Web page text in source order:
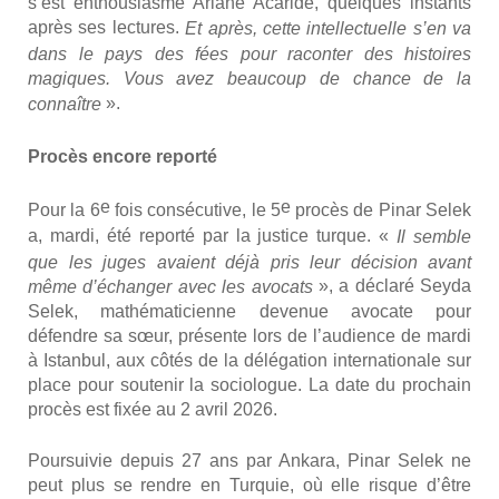
après ses lec­tures. Et après, cette intel­lec­tuelle s’en va
dans le pays des fées pour racon­ter des his­toires
magiques. Vous avez beau­coup de chance de la
connaître ».
Pro­cès encore repor­té
Pour la 6efois consé­cu­tive, le 5epro­cès de Pinar Selek
a, mar­di, été repor­té par la jus­tice turque. « Il semble
que les juges avaient déjà pris leur déci­sion avant
même d’échanger avec les avo­cats», a décla­ré Sey­da
Selek, mathé­ma­ti­cienne deve­nue avo­cate pour
défendre sa sœur, pré­sente lors de l’audience de mar­di
à Istan­bul, aux côtés de la délé­ga­tion inter­na­tio­nale sur
place pour sou­te­nir la socio­logue. La date du pro­chain
pro­cès est fixée au 2 avril 2026.
Pour­sui­vie depuis 27 ans par Anka­ra, Pinar Selek ne
peut plus se rendre en Tur­quie, où elle risque d’être